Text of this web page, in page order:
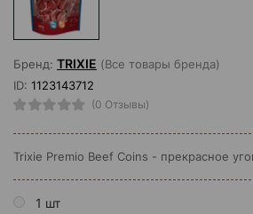
Бренд: TRIXIE (Все товары бренда)
ID: 1123143712
(0 Отзывы)
Trixie Premio Beef Coins - прекрасное
1 шт